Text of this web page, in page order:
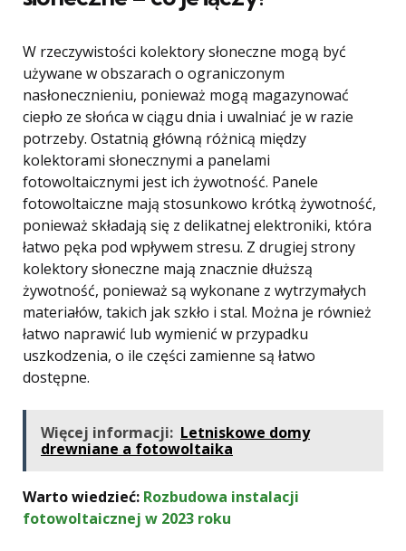
W rzeczywistości kolektory słoneczne mogą być
używane w obszarach o ograniczonym
nasłonecznieniu, ponieważ mogą magazynować
ciepło ze słońca w ciągu dnia i uwalniać je w razie
potrzeby. Ostatnią główną różnicą między
kolektorami słonecznymi a panelami
fotowoltaicznymi jest ich żywotność. Panele
fotowoltaiczne mają stosunkowo krótką żywotność,
ponieważ składają się z delikatnej elektroniki, która
łatwo pęka pod wpływem stresu. Z drugiej strony
kolektory słoneczne mają znacznie dłuższą
żywotność, ponieważ są wykonane z wytrzymałych
materiałów, takich jak szkło i stal. Można je również
łatwo naprawić lub wymienić w przypadku
uszkodzenia, o ile części zamienne są łatwo
dostępne.
Więcej informacji: Letniskowe domy
drewniane a fotowoltaika
Warto wiedzieć: Rozbudowa instalacji
fotowoltaicznej w 2023 roku